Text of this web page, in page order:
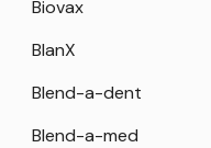
Biovax
BlanX
Blend-a-dent
Blend-a-med